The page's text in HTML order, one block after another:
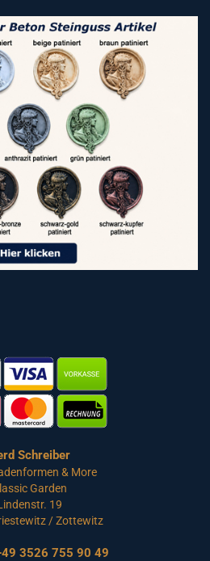
Schreiber
& More
Garden
19
/ Zottewitz
3526 755 90 49